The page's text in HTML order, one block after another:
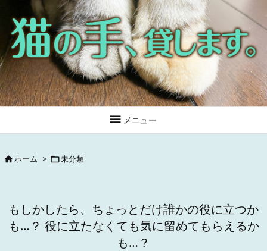
 メニュー
ホーム > 未分類
もしかしたら、ちょっとだけ誰かの役に立つか
も…？ 役に立たなくても気に留めてもらえるか
も…？